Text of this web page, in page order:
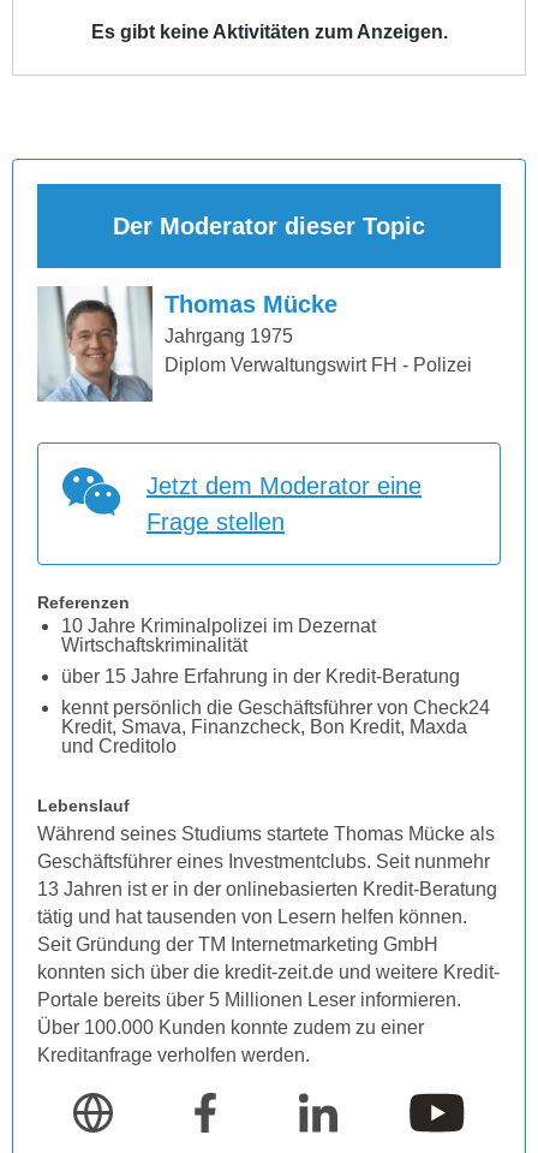
Es gibt keine Aktivitäten zum Anzeigen.
Der Moderator dieser Topic
Thomas Mücke
Jahrgang 1975
Diplom Verwaltungswirt FH - Polizei
Jetzt dem Moderator eine
Frage stellen
Referenzen
10 Jahre Kriminalpolizei im Dezernat
Wirtschaftskriminalität
über 15 Jahre Erfahrung in der Kredit-Beratung
kennt persönlich die Geschäftsführer von Check24
Kredit, Smava, Finanzcheck, Bon Kredit, Maxda
und Creditolo
Lebenslauf
Während seines Studiums startete Thomas Mücke als
Geschäftsführer eines Investmentclubs. Seit nunmehr
13 Jahren ist er in der onlinebasierten Kredit-Beratung
tätig und hat tausenden von Lesern helfen können.
Seit Gründung der TM Internetmarketing GmbH
konnten sich über die kredit-zeit.de und weitere Kredit-
Portale bereits über 5 Millionen Leser informieren.
Über 100.000 Kunden konnte zudem zu einer
Kreditanfrage verholfen werden.